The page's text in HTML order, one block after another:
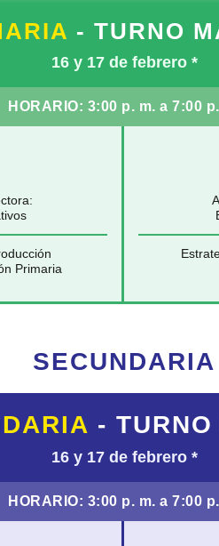
- TURNO
16 y 17 de febrero *
HORARIO: 3:00 p. m. a 7:00
Primaria
SECUNDARIA
-
16 y 17 de febrero *
HORARIO: 3:00 p. m. a 7:00